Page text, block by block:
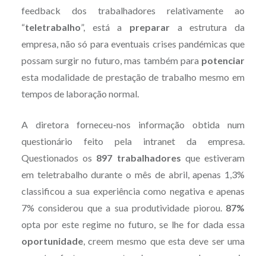
feedback dos trabalhadores relativamente ao
“teletrabalho”, está a preparar a estrutura da
empresa, não só para eventuais crises pandémicas que
possam surgir no futuro, mas também para potenciar
esta modalidade de prestação de trabalho mesmo em
tempos de laboração normal.
A diretora forneceu-nos informação obtida num
questionário feito pela intranet da empresa.
Questionados os 897 trabalhadores que estiveram
em teletrabalho durante o mês de abril, apenas 1,3%
classificou a sua experiência como negativa e apenas
7% considerou que a sua produtividade piorou. 87%
opta por este regime no futuro, se lhe for dada essa
oportunidade, creem mesmo que esta deve ser uma